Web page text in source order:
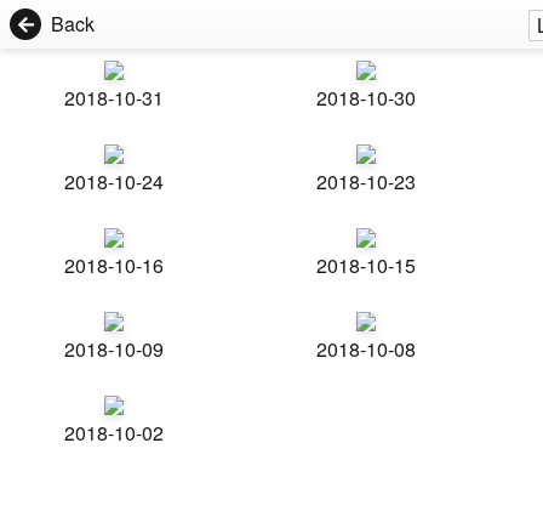
Back
2018-10-31 2018-10-30
2018-10-24 2018-10-23
2018-10-16 2018-10-15
2018-10-09 2018-10-08
2018-10-02